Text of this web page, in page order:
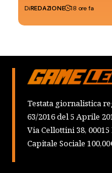
DiREDAZIONE 18 ore fa
Testata giornalistica
63/2016 del 5 Aprile
Via Cellottini 38,
Capitale Sociale